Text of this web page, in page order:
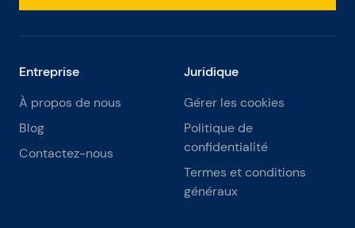
Entreprise
À propos de nous
Blog
Contactez-nous
Juridique
Gérer les cookies
Politique de
confidentialité
Termes et conditions
généraux